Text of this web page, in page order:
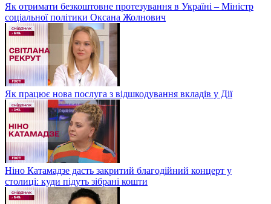
Як отримати безкоштовне протезування в Україні – Міністр
соціальної політики Оксана Жолнович
Як працює нова послуга з відшкодування вкладів у Дії
Ніно Катамадзе дасть закритий благодійний концерт у
столиці: куди підуть зібрані кошти